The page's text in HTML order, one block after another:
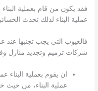
فقد يكون من قام بعملية
عملية البناء لذلك تحدث
فالعيوب التي يجب تجنبها عند
شركات ترميم وتجديد منازل
ان يقوم بعملية البناء
عملية البناء، من حيث